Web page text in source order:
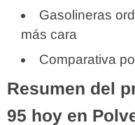
Gasolineras
más cara
Comparativa
Resumen del
95 hoy en